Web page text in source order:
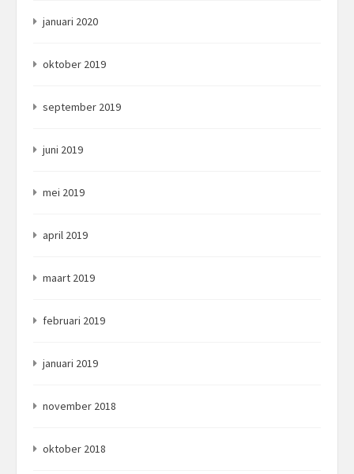
januari 2020
oktober 2019
september 2019
juni 2019
mei 2019
april 2019
maart 2019
februari 2019
januari 2019
november 2018
oktober 2018